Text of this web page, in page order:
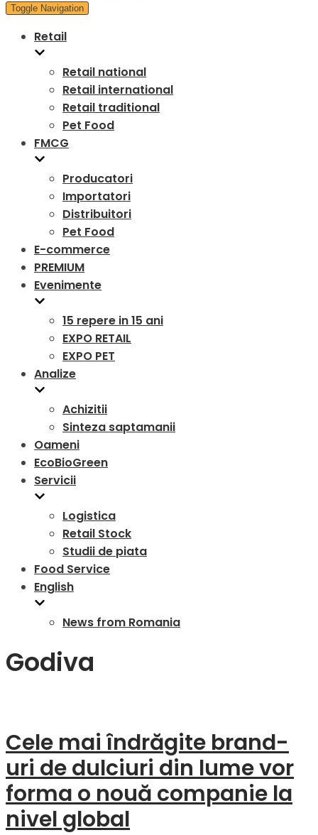
Toggle Navigation
Retail
Retail national
Retail international
Retail traditional
Pet Food
FMCG
Producatori
Importatori
Distribuitori
Pet Food
E-commerce
PREMIUM
Evenimente
15 repere in 15 ani
EXPO RETAIL
EXPO PET
Analize
Achizitii
Sinteza saptamanii
Oameni
EcoBioGreen
Servicii
Logistica
Retail Stock
Studii de piata
Food Service
English
News from Romania
Godiva
Cele mai îndrăgite brand-
uri de dulciuri din lume vor
forma o nouă companie la
nivel global